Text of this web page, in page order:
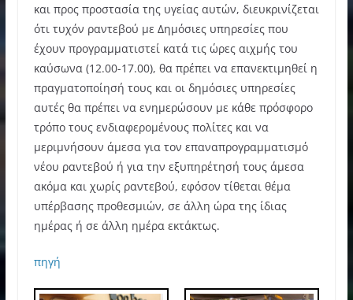
και προς προστασία της υγείας αυτών, διευκρινίζεται
ότι τυχόν ραντεβού με Δημόσιες υπηρεσίες που
έχουν προγραμματιστεί κατά τις ώρες αιχμής του
καύσωνα (12.00-17.00), θα πρέπει να επανεκτιμηθεί η
πραγματοποίησή τους και οι δημόσιες υπηρεσίες
αυτές θα πρέπει να ενημερώσουν με κάθε πρόσφορο
τρόπο τους ενδιαφερομένους πολίτες και να
μεριμνήσουν άμεσα για τον επαναπρογραμματισμό
νέου ραντεβού ή για την εξυπηρέτησή τους άμεσα
ακόμα και χωρίς ραντεβού, εφόσον τίθεται θέμα
υπέρβασης προθεσμιών, σε άλλη ώρα της ίδιας
ημέρας ή σε άλλη ημέρα εκτάκτως.
πηγή